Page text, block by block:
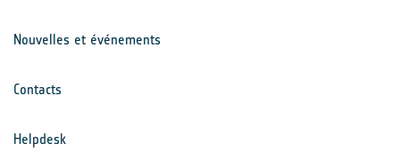
Nouvelles et événements
Contacts
Helpdesk